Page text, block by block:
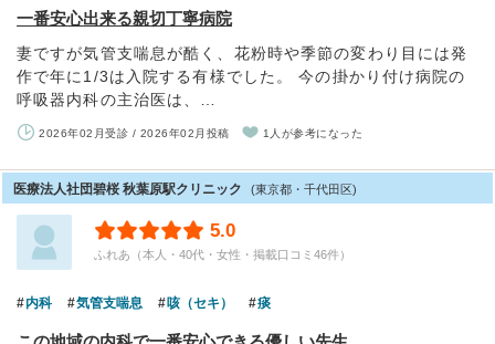
一番安心出来る親切丁寧病院
妻ですが気管支喘息が酷く、花粉時や季節の変わり目には発
作で年に1/3は入院する有様でした。 今の掛かり付け病院の
呼吸器内科の主治医は、…
2026年02月受診 / 2026年02月投稿 1人が参考になった
医療法人社団碧桜 秋葉原駅クリニック (東京都・千代田区)
5.0
ふれあ（本人・40代・女性・掲載口コミ46件）
内科 気管支喘息 咳（セキ） 痰